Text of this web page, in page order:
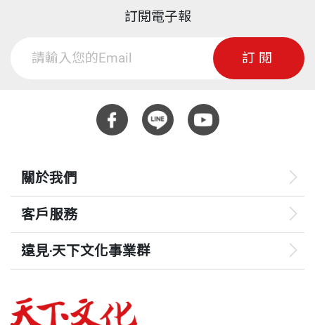
33 #關係無價 和朋友吃飯，花錢請客划算嗎？
34 #規避焦慮 朋友聚餐應該AA制，各付各的嗎？
37 #信用無價 可以向別人借錢來花錢嗎？
38 #形影不離 花錢投資買黃金，真的是最「保值」
嗎？
​39 #規避風險 是否需要花錢購買「保險」？
「喔……就是存摺本、記帳本，還有記事本。」他一
臉篤定，不疾不徐的說著。他告訴我，並不是他不懂
的資訊，就要回到什麼是「有用」跟「有價值」的底
層邏輯，而不要受限於專業或我們心中的框架。
「就像存摺本，對於現金狀況的反應，肯定比現金流
量表還要更加的準確。畢竟，現金流量表是從銀行的
資料而來，不僅在製作報表時，有時間上的差異，而
且因為是人為製作，還可能有錯誤。但是，存摺本裡
面的現金流，一定是更加即時和準確。所以存摺本，
訂閱電子報
訂閱
關於我們
客戶服務
遠見‧天下文化事業群
哈佛商業評論